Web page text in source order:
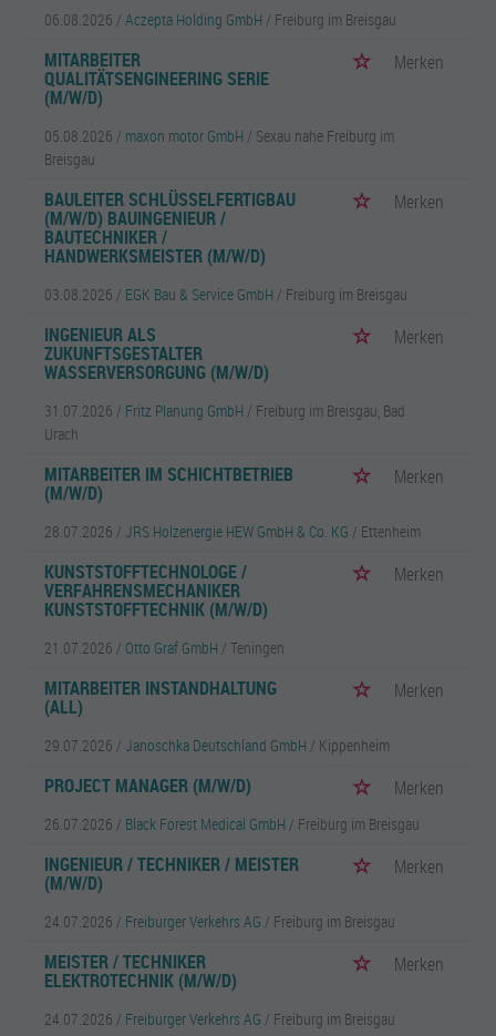
06.08.2026 / Aczepta Holding GmbH / Freiburg im Breisgau
MITARBEITER
QUALITÄTSENGINEERING SERIE
(M/W/D)
Merken
05.08.2026 / maxon motor GmbH / Sexau nahe Freiburg im
Breisgau
BAULEITER SCHLÜSSELFERTIGBAU
(M/W/D) BAUINGENIEUR /
BAUTECHNIKER /
HANDWERKSMEISTER (M/W/D)
Merken
03.08.2026 / EGK Bau & Service GmbH / Freiburg im Breisgau
INGENIEUR ALS
ZUKUNFTSGESTALTER
WASSERVERSORGUNG (M/W/D)
Merken
31.07.2026 / Fritz Planung GmbH / Freiburg im Breisgau, Bad
Urach
MITARBEITER IM SCHICHTBETRIEB
(M/W/D)
Merken
28.07.2026 / JRS Holzenergie HEW GmbH & Co. KG / Ettenheim
KUNSTSTOFFTECHNOLOGE /
VERFAHRENSMECHANIKER
KUNSTSTOFFTECHNIK (M/W/D)
Merken
21.07.2026 / Otto Graf GmbH / Teningen
MITARBEITER INSTANDHALTUNG
(ALL)
Merken
29.07.2026 / Janoschka Deutschland GmbH / Kippenheim
PROJECT MANAGER (M/W/D) Merken
26.07.2026 / Black Forest Medical GmbH / Freiburg im Breisgau
INGENIEUR / TECHNIKER / MEISTER
(M/W/D)
Merken
24.07.2026 / Freiburger Verkehrs AG / Freiburg im Breisgau
MEISTER / TECHNIKER
ELEKTROTECHNIK (M/W/D)
Merken
24.07.2026 / Freiburger Verkehrs AG / Freiburg im Breisgau